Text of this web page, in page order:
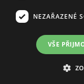
Zásady ochrany
Informace o měření
Nielsen Digital
depositphotos.com .
NEZAŘAZENÉ
VŠE